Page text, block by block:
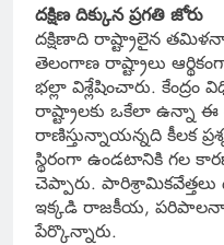
దక్షిణ దిక్కున ప్రగతి జోరు
దక్షిణాది రాష్ట్రాలైన
తెలంగాణ రాష్ట్రాలు
భల్లా విశ్లేషించారు.
రాష్ట్రాలకు ఒకేలా ఉన్నా ఈ
రాణిస్తున్నాయన్నది కీలక
స్థిరంగా ఉండటానికి గల
చెప్పారు.
ఇక్కడి రాజకీయ,
పేర్కొన్నారు.